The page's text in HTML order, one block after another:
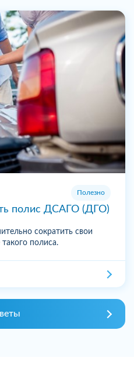
Полезно
полис ДСАГО (ДГО)
сократить свои
полиса.